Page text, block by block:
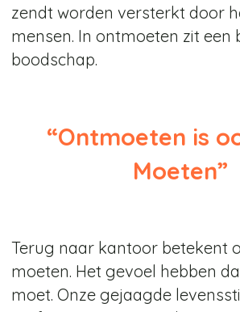
zendt worden versterkt door
mensen. In ontmoeten zit een
boodschap.
“Ontmoeten is
Moeten”
Terug naar kantoor betekent
moeten. Het gevoel hebben
moet. Onze gejaagde